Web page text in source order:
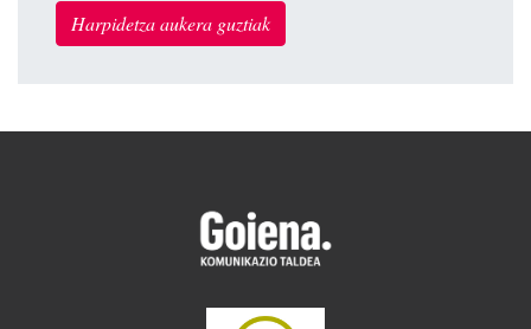
Harpidetza aukera guztiak